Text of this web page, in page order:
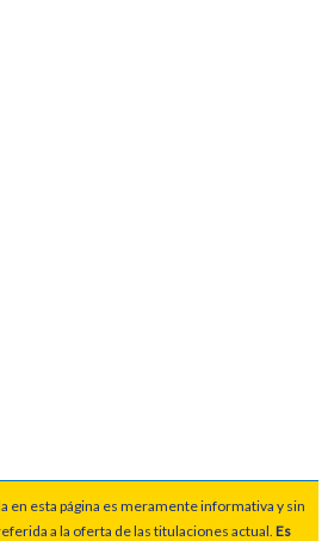
en esta página es meramente informativa y sin
a la oferta de las titulaciones actual. Es